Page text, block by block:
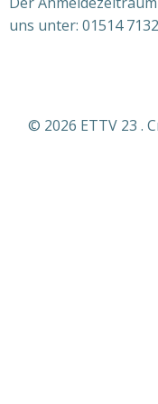
uns unter: 01514
© 2026 ETTV 23 .